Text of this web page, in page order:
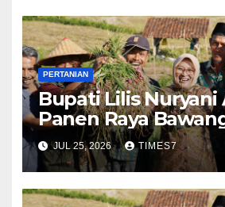
PERTANIAN
Bupati Lilis Nuryani
Panen Raya
Desa Tlogowulung:
Lahan
Sentra Pertanian
JUL 25, 2026 TIMES7